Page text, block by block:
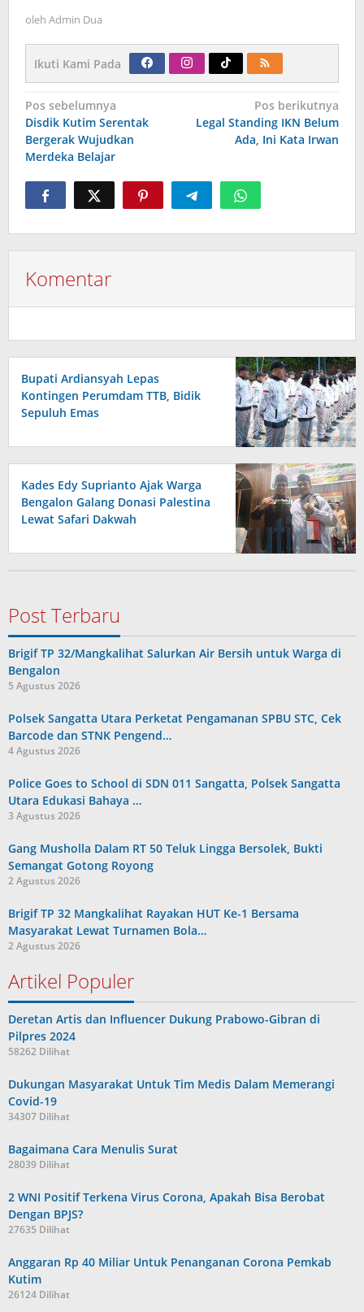
oleh Admin Dua
Ikuti Kami Pada
Navigasi
pos
Pos sebelumnya
Disdik Kutim Serentak
Bergerak Wujudkan
Merdeka Belajar
Pos berikutnya
Legal Standing IKN Belum
Ada, Ini Kata Irwan
Komentar
Bupati Ardiansyah Lepas
Kontingen Perumdam TTB, Bidik
Sepuluh Emas
Kades Edy Suprianto Ajak Warga
Bengalon Galang Donasi Palestina
Lewat Safari Dakwah
Post Terbaru
Brigif TP 32/Mangkalihat Salurkan Air Bersih untuk Warga di
Bengalon
5 Agustus 2026
Polsek Sangatta Utara Perketat Pengamanan SPBU STC, Cek
Barcode dan STNK Pengend…
4 Agustus 2026
Police Goes to School di SDN 011 Sangatta, Polsek Sangatta
Utara Edukasi Bahaya …
3 Agustus 2026
Gang Musholla Dalam RT 50 Teluk Lingga Bersolek, Bukti
Semangat Gotong Royong
2 Agustus 2026
Brigif TP 32 Mangkalihat Rayakan HUT Ke-1 Bersama
Masyarakat Lewat Turnamen Bola…
2 Agustus 2026
Artikel Populer
Deretan Artis dan Influencer Dukung Prabowo-Gibran di
Pilpres 2024
58262 Dilihat
Dukungan Masyarakat Untuk Tim Medis Dalam Memerangi
Covid-19
34307 Dilihat
Bagaimana Cara Menulis Surat
28039 Dilihat
2 WNI Positif Terkena Virus Corona, Apakah Bisa Berobat
Dengan BPJS?
27635 Dilihat
Anggaran Rp 40 Miliar Untuk Penanganan Corona Pemkab
Kutim
26124 Dilihat